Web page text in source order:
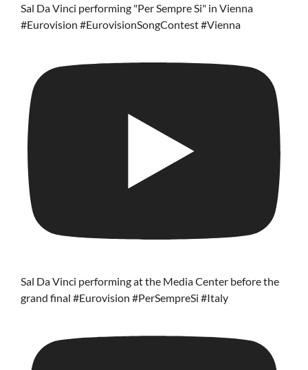
Sal Da Vinci performing "Per Sempre Si" in Vienna
#Eurovision #EurovisionSongContest #Vienna
Sal Da Vinci performing at the Media Center before the
grand final #Eurovision #PerSempreSi #Italy